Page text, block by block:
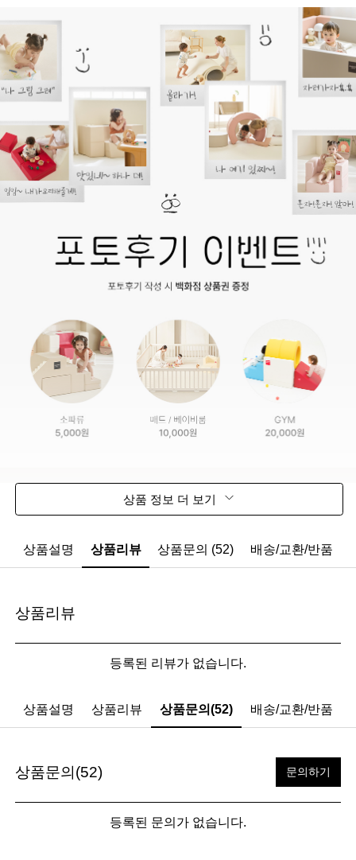
상품 정보 더 보기
상품설명 상품리뷰 상품문의 (52) 배송/교환/반품
상품리뷰
등록된 리뷰가 없습니다.
상품설명 상품리뷰 상품문의(52) 배송/교환/반품
상품문의(52) 문의하기
등록된 문의가 없습니다.